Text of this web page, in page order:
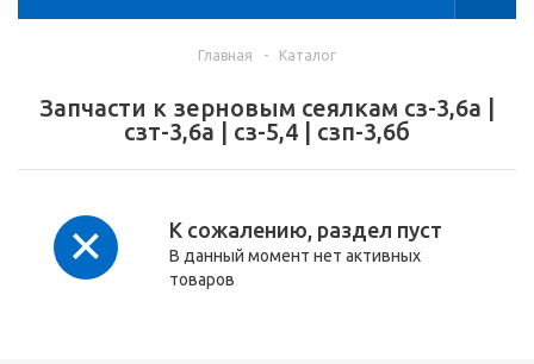
Главная - Каталог
Запчасти к зерновым сеялкам сз-3,6а |
сзт-3,6а | сз-5,4 | сзп-3,6б
К сожалению, раздел пуст
В данный момент нет активных
товаров